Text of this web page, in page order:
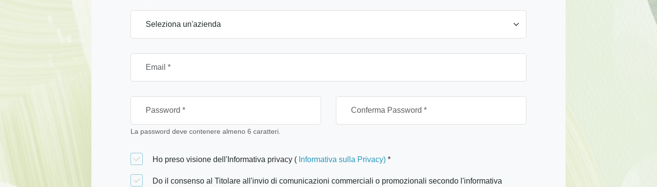
La password deve contenere almeno 6 caratteri.
Ho preso visione dell'Informativa privacy ( Informativa sulla Privacy) *
Do il consenso al Titolare all'invio di comunicazioni commerciali o promozionali secondo l'informativa